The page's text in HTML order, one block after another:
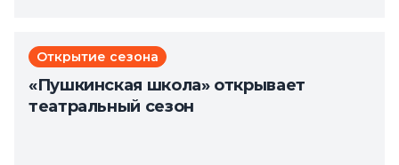
Открытие сезона
«Пушкинская школа» открывает
театральный сезон